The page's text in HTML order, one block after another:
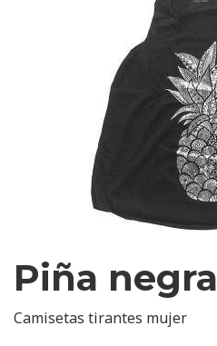
Piña negra
Camisetas tirantes mujer